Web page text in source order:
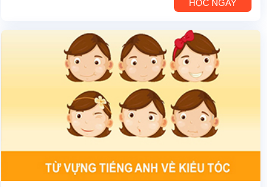
HỌC NGAY